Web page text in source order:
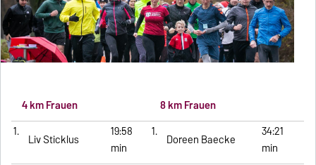
4kmFrauen 8kmFrauen
1. Liv Sticklus
19:58
min
1. Doreen Baecke
34:21
min